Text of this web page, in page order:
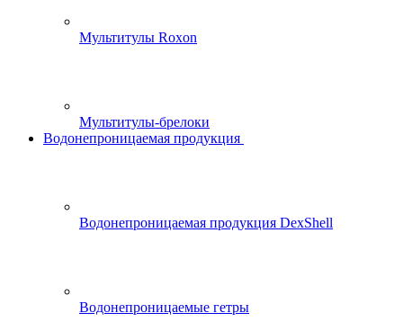
Мультитулы Roxon
Мультитулы-брелоки
Водонепроницаемая продукция
Водонепроницаемая продукция DexShell
Водонепроницаемые гетры